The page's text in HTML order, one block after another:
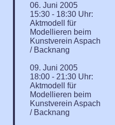
06. Juni 2005
15:30 - 18:30 Uhr:
Aktmodell für
Modellieren beim
Kunstverein Aspach
/ Backnang
09. Juni 2005
18:00 - 21:30 Uhr:
Aktmodell für
Modellieren beim
Kunstverein Aspach
/ Backnang